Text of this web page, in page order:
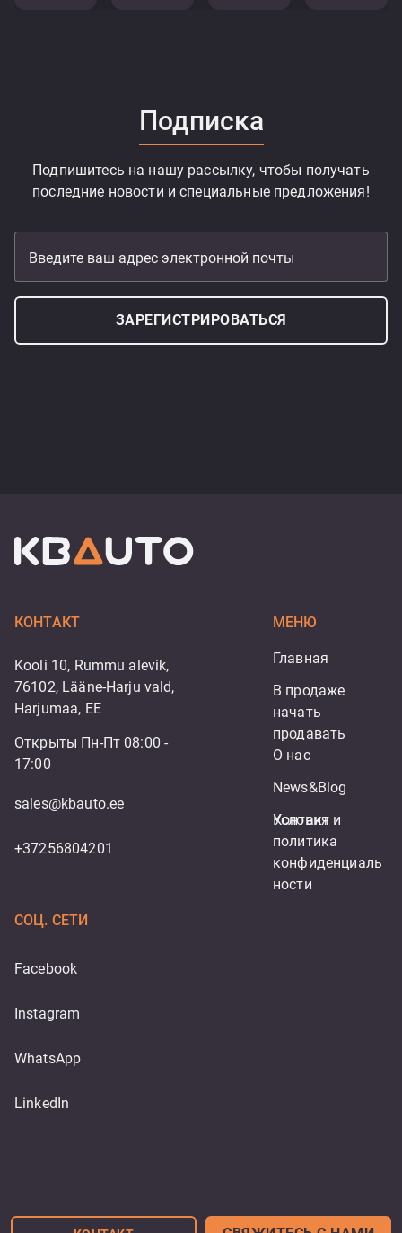
Подписка
Подпишитесь на нашу рассылку, чтобы получать
последние новости и специальные предложения!
Введите ваш адрес электронной почты
ЗАРЕГИСТРИРОВАТЬСЯ
КОНТАКТ
Kooli 10, Rummu alevik,
76102, Lääne-Harju vald,
Harjumaa, EE
Открыты Пн-Пт 08:00 -
17:00
sales@kbauto.ee
+37256804201
МЕНЮ
Главная
В продаже
начать
продавать
О нас
News&Blog
Контакт
Условия и
политика
конфиденциаль
ности
СОЦ. СЕТИ
Facebook
Instagram
WhatsApp
LinkedIn
Powered by